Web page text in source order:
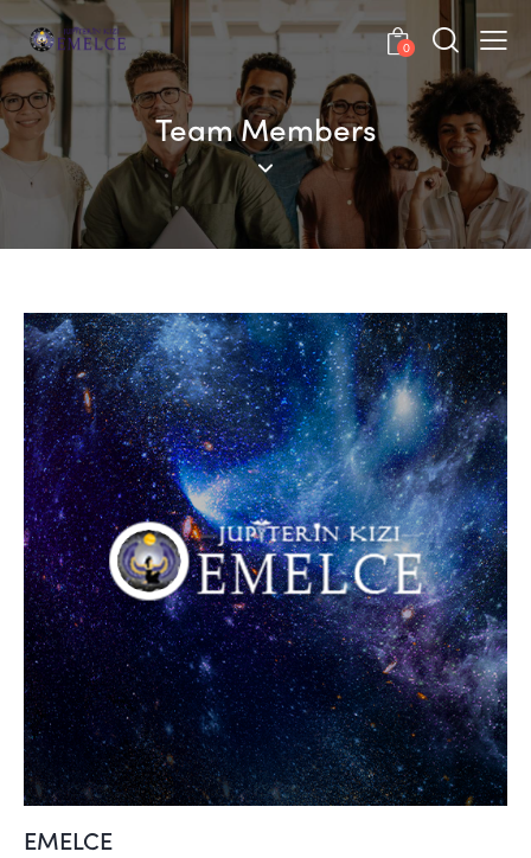
0
Team Members
EMELCE